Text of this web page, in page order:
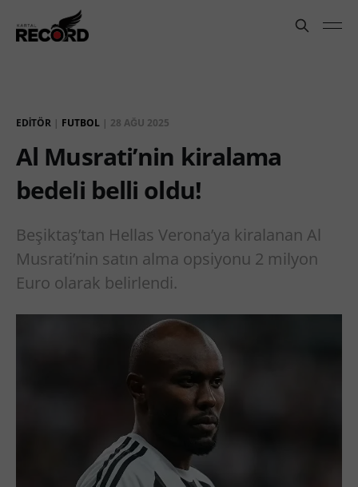
EDITÖR | FUTBOL | 28 AĞU 2025
Al Musrati’nin kiralama
bedeli belli oldu!
Beşiktaş’tan Hellas Verona’ya kiralanan Al
Musrati’nin satın alma opsiyonu 2 milyon
Euro olarak belirlendi.